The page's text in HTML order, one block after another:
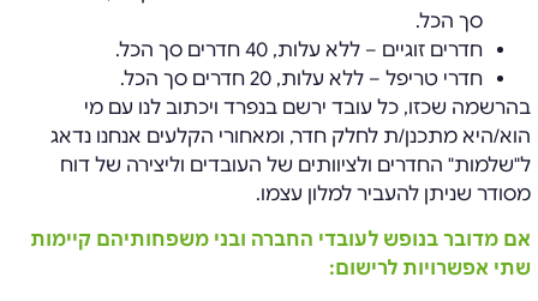
סך הכל.
חדרים זוגיים – ללא עלות, 40 חדרים סך הכל.
חדרי טריפל – ללא עלות, 20 חדרים סך הכל.
בהרשמה שכזו, כל עובד ירשם בנפרד ויכתוב לנו עם מי
הוא/היא מתכנן/ת לחלק חדר, ומאחורי הקלעים אנחנו נדאג
ל"שלמות" החדרים ולציוותים של העובדים וליצירה של דוח
מסודר שניתן להעביר למלון עצמו.
אם מדובר בנופש לעובדי החברה ובני משפחותיהם קיימות
שתי אפשרויות לרישום: